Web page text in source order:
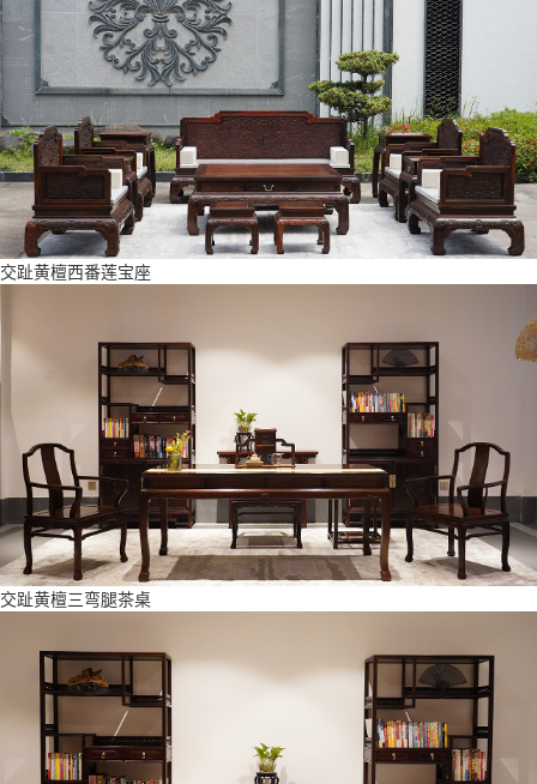
交趾黄檀西番莲宝座
交趾黄檀三弯腿茶桌